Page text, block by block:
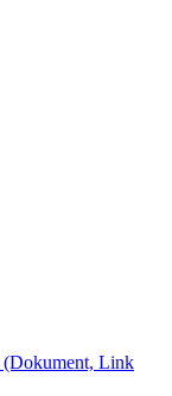
(Dokument, Link